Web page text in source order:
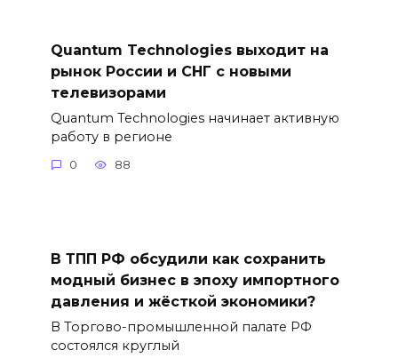
Quantum Technologies выходит на
рынок России и СНГ с новыми
телевизорами
Quantum Technologies начинает активную
работу в регионе
0 88
В ТПП РФ обсудили как сохранить
модный бизнес в эпоху импортного
давления и жёсткой экономики?
В Торгово-промышленной палате РФ
состоялся круглый